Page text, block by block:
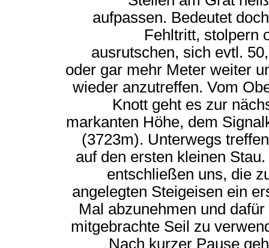
aufpassen. Bedeutet
Fehltritt, stolpern
ausrutschen, sich evtl.
oder gar mehr Meter weiter
wieder anzutreffen. Vom
Knott geht es zur
markanten Höhe, dem
(3723m). Unterwegs
auf den ersten kleinen
entschließen uns, die
angelegten Steigeisen ein
Mal abzunehmen und dafür
mitgebrachte Seil zu
Nach kurzer Pause